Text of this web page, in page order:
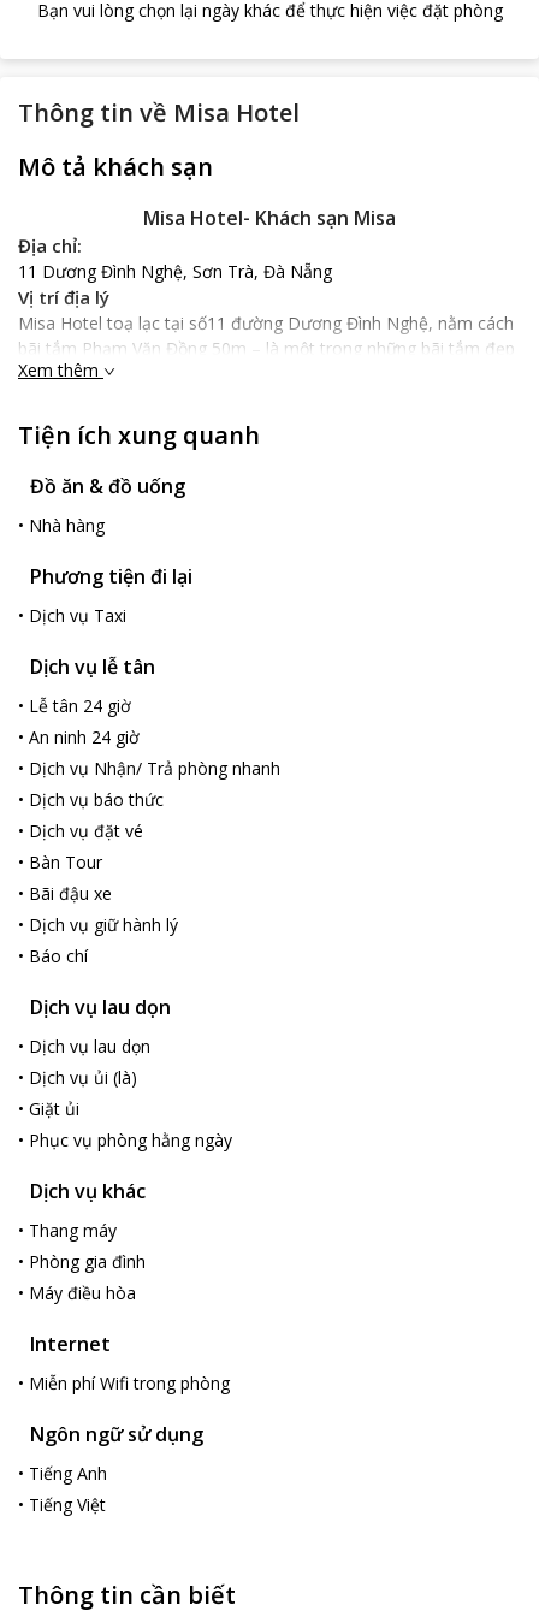
Bạn vui lòng chọn lại ngày khác để thực hiện việc đặt phòng
Thông tin về Misa Hotel
Mô tả khách sạn
Misa Hotel- Khách sạn Misa
Địa chỉ:
11 Dương Đình Nghệ, Sơn Trà, Đà Nẵng
Vị trí địa lý
Misa Hotel toạ lạc tại số11 đường Dương Đình Nghệ, nằm cách
bãi tắm Phạm Văn Đồng 50m – là một trong những bãi tắm đẹp
nhất của thành phố Đà Nẵng. Khách sạn cách cầu khóa tình yêu
cách sân bay quốc tế Đà Nẵng chỉ 5.5 km với 15 phút di chuyển
nhanh chóng.
Nổi bật
tông màu trắng chủ đạo đem lại không gian rộng rãi, thoáng
bóng sang trọng, nổi bật giữa nền trắng cùng trang thiết bị hiện
đại và tiện nghi. Cửa sổ chan hòa ánh sáng vaò căn phòng cùng
khung cảnh biển đẹp thơ mộng, du khách sẽ cảm thấy thoải mái
như đang ở chính trong căn nhà của mình.
cùng rộng rãi và an toàn , dịch vụ đón sân bay thuận tiện (phụ
phí). Du khách sẽ có những ấn tượng khó quên bởi sự phục vụ
nhiệt tình, chu đáo của đội ngũ nhân viên khách sạn. Khách sạn
phù hợp với mọi du khách ở mọi lứa tuổi.
Xem thêm
Tiện ích xung quanh
Đồ ăn & đồ uống
• Nhà hàng
Phương tiện đi lại
• Dịch vụ Taxi
Dịch vụ lễ tân
• Lễ tân 24 giờ
• An ninh 24 giờ
• Dịch vụ Nhận/ Trả phòng nhanh
• Dịch vụ báo thức
• Dịch vụ đặt vé
• Bàn Tour
• Bãi đậu xe
• Dịch vụ giữ hành lý
• Báo chí
Dịch vụ lau dọn
• Dịch vụ lau dọn
• Dịch vụ ủi (là)
• Giặt ủi
• Phục vụ phòng hằng ngày
Dịch vụ khác
• Thang máy
• Phòng gia đình
• Máy điều hòa
Internet
• Miễn phí Wifi trong phòng
Ngôn ngữ sử dụng
• Tiếng Anh
• Tiếng Việt
Thông tin cần biết